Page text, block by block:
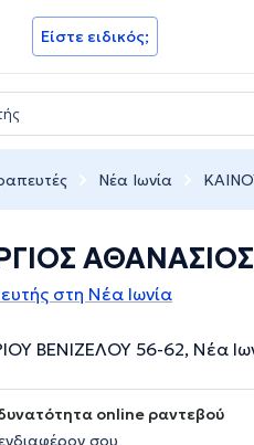
Είστε ειδικός;
Νέα Ιωνία
ΑΘΑΝΑΣΙΟΣ
στη Νέα Ιωνία
ΒΕΝΙΖΕΛΟΥ 56-62, Νέα
online ραντεβού
σου